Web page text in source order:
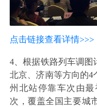
点击链接查看详情>>>
4、根据铁路列车调
北京、济南等方向的
州北站停靠车次由
次，覆盖全国主要城